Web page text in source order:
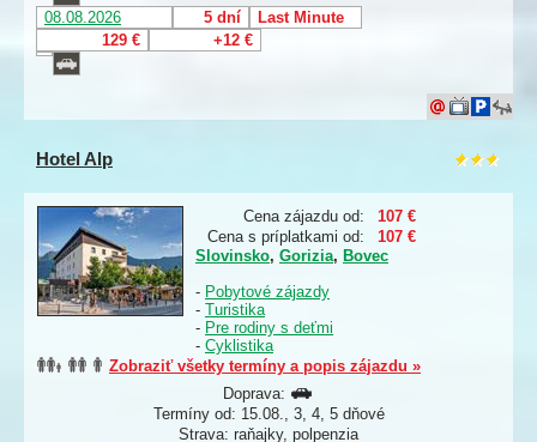
08.08.2026 5 dní
Last Minute
129 €
+12 €
Hotel Alp
Cena zájazdu od:
107 €
Cena s príplatkami od:
107 €
Slovinsko, Gorizia, Bovec
- Pobytové zájazdy
- Turistika
- Pre rodiny s deťmi
- Cyklistika
Zobraziť všetky termíny a popis zájazdu »
Doprava:
Termíny od: 15.08., 3, 4, 5 dňové
Strava: raňajky, polpenzia